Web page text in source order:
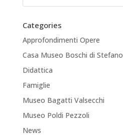
Categories
Approfondimenti Opere
Casa Museo Boschi di Stefano
Didattica
Famiglie
Museo Bagatti Valsecchi
Museo Poldi Pezzoli
News